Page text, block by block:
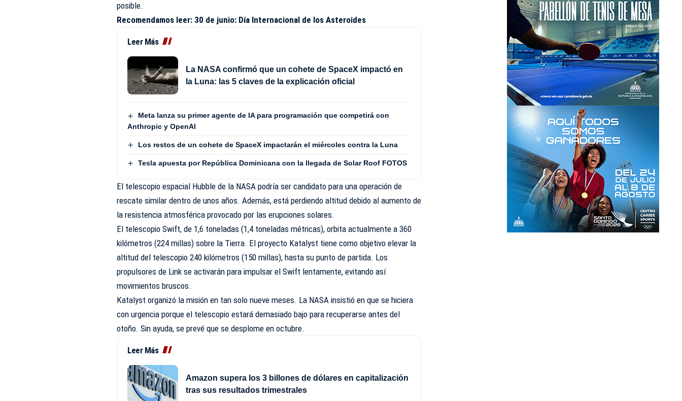
posible.
Recomendamos leer: 30 de junio: Día Internacional de los Asteroides
Leer Más
La NASA confirmó que un cohete de SpaceX impactó en
la Luna: las 5 claves de la explicación oficial
Meta lanza su primer agente de IA para programación que competirá con
Anthropic y OpenAI
Los restos de un cohete de SpaceX impactarán el miércoles contra la Luna
Tesla apuesta por República Dominicana con la llegada de Solar Roof FOTOS
El telescopio espacial Hubble de la NASA podría ser candidato para una operación de
rescate similar dentro de unos años. Además, está perdiendo altitud debido al aumento de
la resistencia atmosférica provocado por las erupciones solares.
El telescopio Swift, de 1,6 toneladas (1,4 toneladas métricas), orbita actualmente a 360
kilómetros (224 millas) sobre la Tierra. El proyecto Katalyst tiene como objetivo elevar la
altitud del telescopio 240 kilómetros (150 millas), hasta su punto de partida. Los
propulsores de Link se activarán para impulsar el Swift lentamente, evitando así
movimientos bruscos.
Katalyst organizó la misión en tan solo nueve meses. La NASA insistió en que se hiciera
con urgencia porque el telescopio estará demasiado bajo para recuperarse antes del
otoño. Sin ayuda, se prevé que se desplome en octubre.
Leer Más
Amazon supera los 3 billones de dólares en capitalización
tras sus resultados trimestrales